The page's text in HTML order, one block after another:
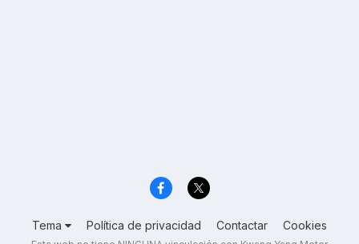
Tema Política de privacidad Contactar Cookies